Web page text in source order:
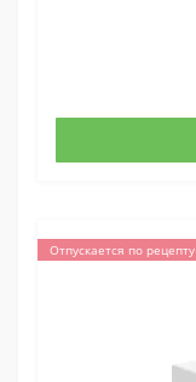
Отпускается по рецепту